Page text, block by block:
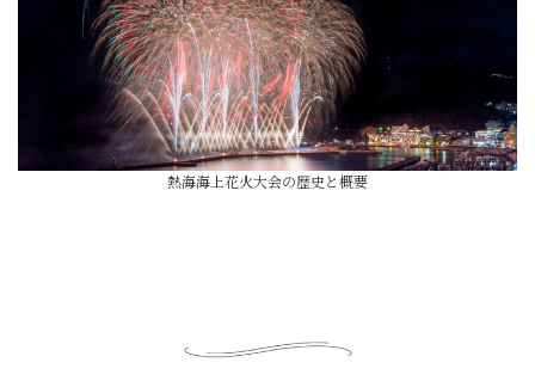
熱海海上花火大会の歴史と概要